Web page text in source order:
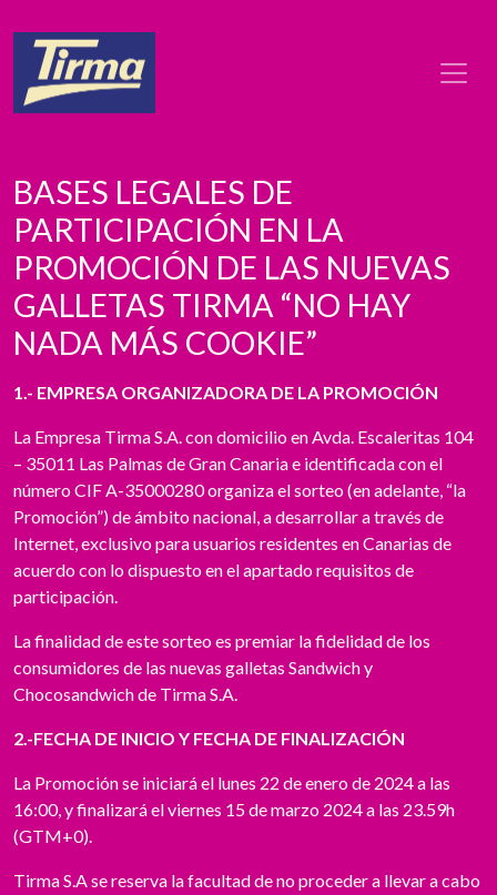
BASES LEGALES DE
PARTICIPACIÓN EN LA
PROMOCIÓN DE LAS NUEVAS
GALLETAS TIRMA “NO HAY
NADA MÁS COOKIE”
1.- EMPRESA ORGANIZADORA DE LA PROMOCIÓN
La Empresa Tirma S.A. con domicilio en Avda. Escaleritas 104
– 35011 Las Palmas de Gran Canaria e identificada con el
número CIF A-35000280 organiza el sorteo (en adelante, “la
Promoción”) de ámbito nacional, a desarrollar a través de
Internet, exclusivo para usuarios residentes en Canarias de
acuerdo con lo dispuesto en el apartado requisitos de
participación.
La finalidad de este sorteo es premiar la fidelidad de los
consumidores de las nuevas galletas Sandwich y
Chocosandwich de Tirma S.A.
2.-FECHA DE INICIO Y FECHA DE FINALIZACIÓN
La Promoción se iniciará el lunes 22 de enero de 2024 a las
16:00, y finalizará el viernes 15 de marzo 2024 a las 23.59h
(GTM+0).
Tirma S.A se reserva la facultad de no proceder a llevar a cabo